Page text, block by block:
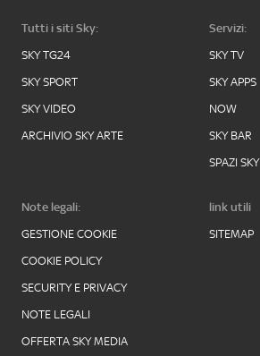
Tutti i siti Sky:
SKY TG24
SKY SPORT
SKY VIDEO
ARCHIVIO SKY ARTE
Servizi:
SKY TV
SKY APPS
NOW
SKY BAR
SPAZI SKY
Note legali:
GESTIONE COOKIE
COOKIE POLICY
SECURITY E PRIVACY
NOTE LEGALI
OFFERTA SKY MEDIA
link utili
SITEMAP